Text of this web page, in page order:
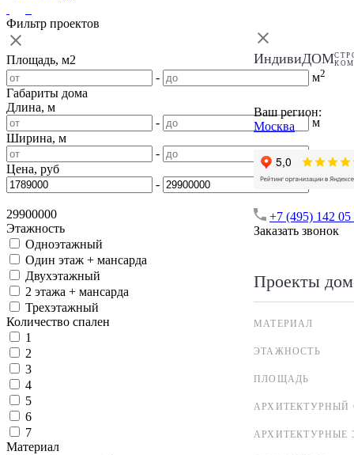
ИндивиДОМ
Ваш регион:
Москва
+7 (495) 142 05
Заказать звонок
Проекты
МАТЕРИАЛ
ЭТАЖНОСТЬ
ПЛОЩАДЬ
АРХИТЕКТУРНЫЙ
АРХИТЕКТУРНЫЕ
Фильтр проектов
Площадь, м2
-
м2
Габариты дома
Длина, м
-
м
Ширина, м
-
Цена, руб
-
29900000
Этажность
Одноэтажный
Один этаж + мансарда
Двухэтажный
2 этажа + мансарда
Трехэтажный
Количество спален
1
2
3
4
5
6
7
Материал